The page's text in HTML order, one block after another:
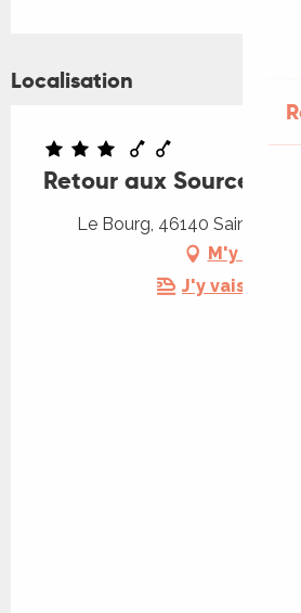
Localisation
Retour aux Sources
Le Bourg, 46140 Saint-
M'y rendre
J'y vais en